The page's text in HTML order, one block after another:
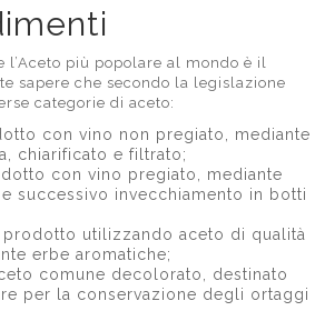
l’Aceto più popolare al mondo è il
sapere che secondo la legislazione
categorie di aceto:
con vino non pregiato, mediante
chiarificato e filtrato;
con vino pregiato, mediante
successivo invecchiamento in botti
prodotto utilizzando aceto di qualità
erbe aromatiche;
comune decolorato, destinato
per la conservazione degli ortaggi